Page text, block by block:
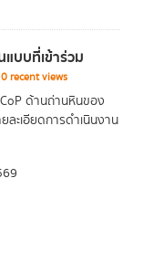
บบที่เข้าร่วม
0 recent views
ด้านถ่านหินของ
ะเอียดการดำเนินงาน